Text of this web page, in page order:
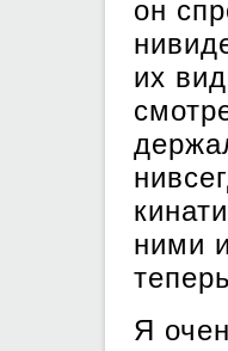
он
их
ними
Я